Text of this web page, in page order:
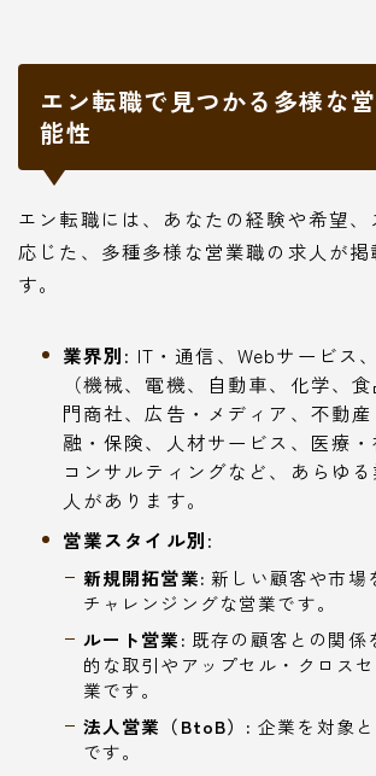
エン転職で見つかる多様な
能性
エン転職には、あなたの経験や希望、
応じた、多種多様な営業職の求人が掲
す。
業界別: IT・通信、Webサービス
（機械、電機、自動車、化学、
門商社、広告・メディア、不動
融・保険、人材サービス、医療・
コンサルティングなど、あらゆ
人があります。
営業スタイル別:
新規開拓営業: 新しい顧客や市場
チャレンジングな営業です。
ルート営業: 既存の顧客との関係
的な取引やアップセル・クロス
業です。
法人営業（BtoB）: 企業を対象
です。